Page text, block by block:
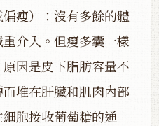
瘦）：沒有多餘的體
介入。但瘦多囊一樣
因是皮下脂肪容量不
堆在肝臟和肌肉內部
細胞接收葡萄糖的通